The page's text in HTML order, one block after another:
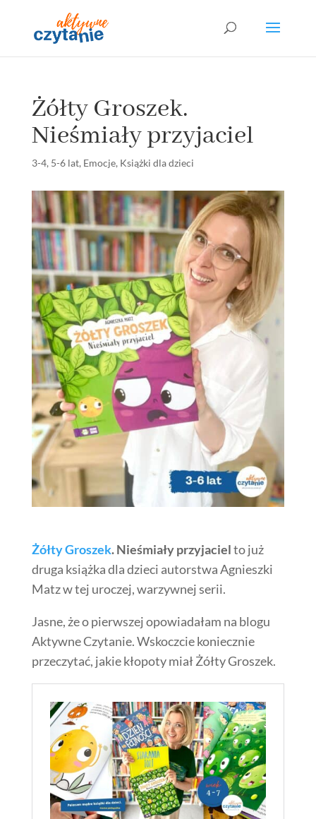
Żółty Groszek.
Nieśmiały przyjaciel
3-4, 5-6 lat, Emocje, Książki dla dzieci
Żółty Groszek. Nieśmiały przyjacielto już
druga książka dla dzieci autorstwa Agnieszki
Matz w tej uroczej, warzywnej serii.
Jasne, że o pierwszej opowiadałam na blogu
Aktywne Czytanie. Wskoczcie koniecznie
przeczytać, jakie kłopoty miał Żółty Groszek.